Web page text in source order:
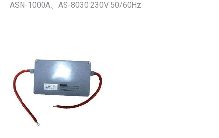
ASN-1000A、AS-8030 230V 50/60Hz